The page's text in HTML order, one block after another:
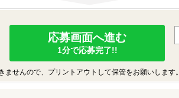
応募画面へ進む
1分で応募完了!!
せんので、プリントアウトして保管をお願いします。